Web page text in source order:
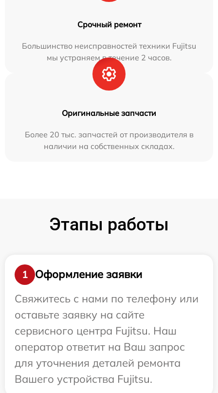
Срочный ремонт
Большинство неисправностей техники Fujitsu
мы устраняем в течение 2 часов.
Оригинальные запчасти
Более 20 тыс. запчастей от производителя в
наличии на собственных складах.
Этапы работы
1
Оформление заявки
Свяжитесь с нами по телефону или
оставьте заявку на сайте
сервисного центра Fujitsu. Наш
оператор ответит на Ваш запрос
для уточнения деталей ремонта
Вашего устройства Fujitsu.